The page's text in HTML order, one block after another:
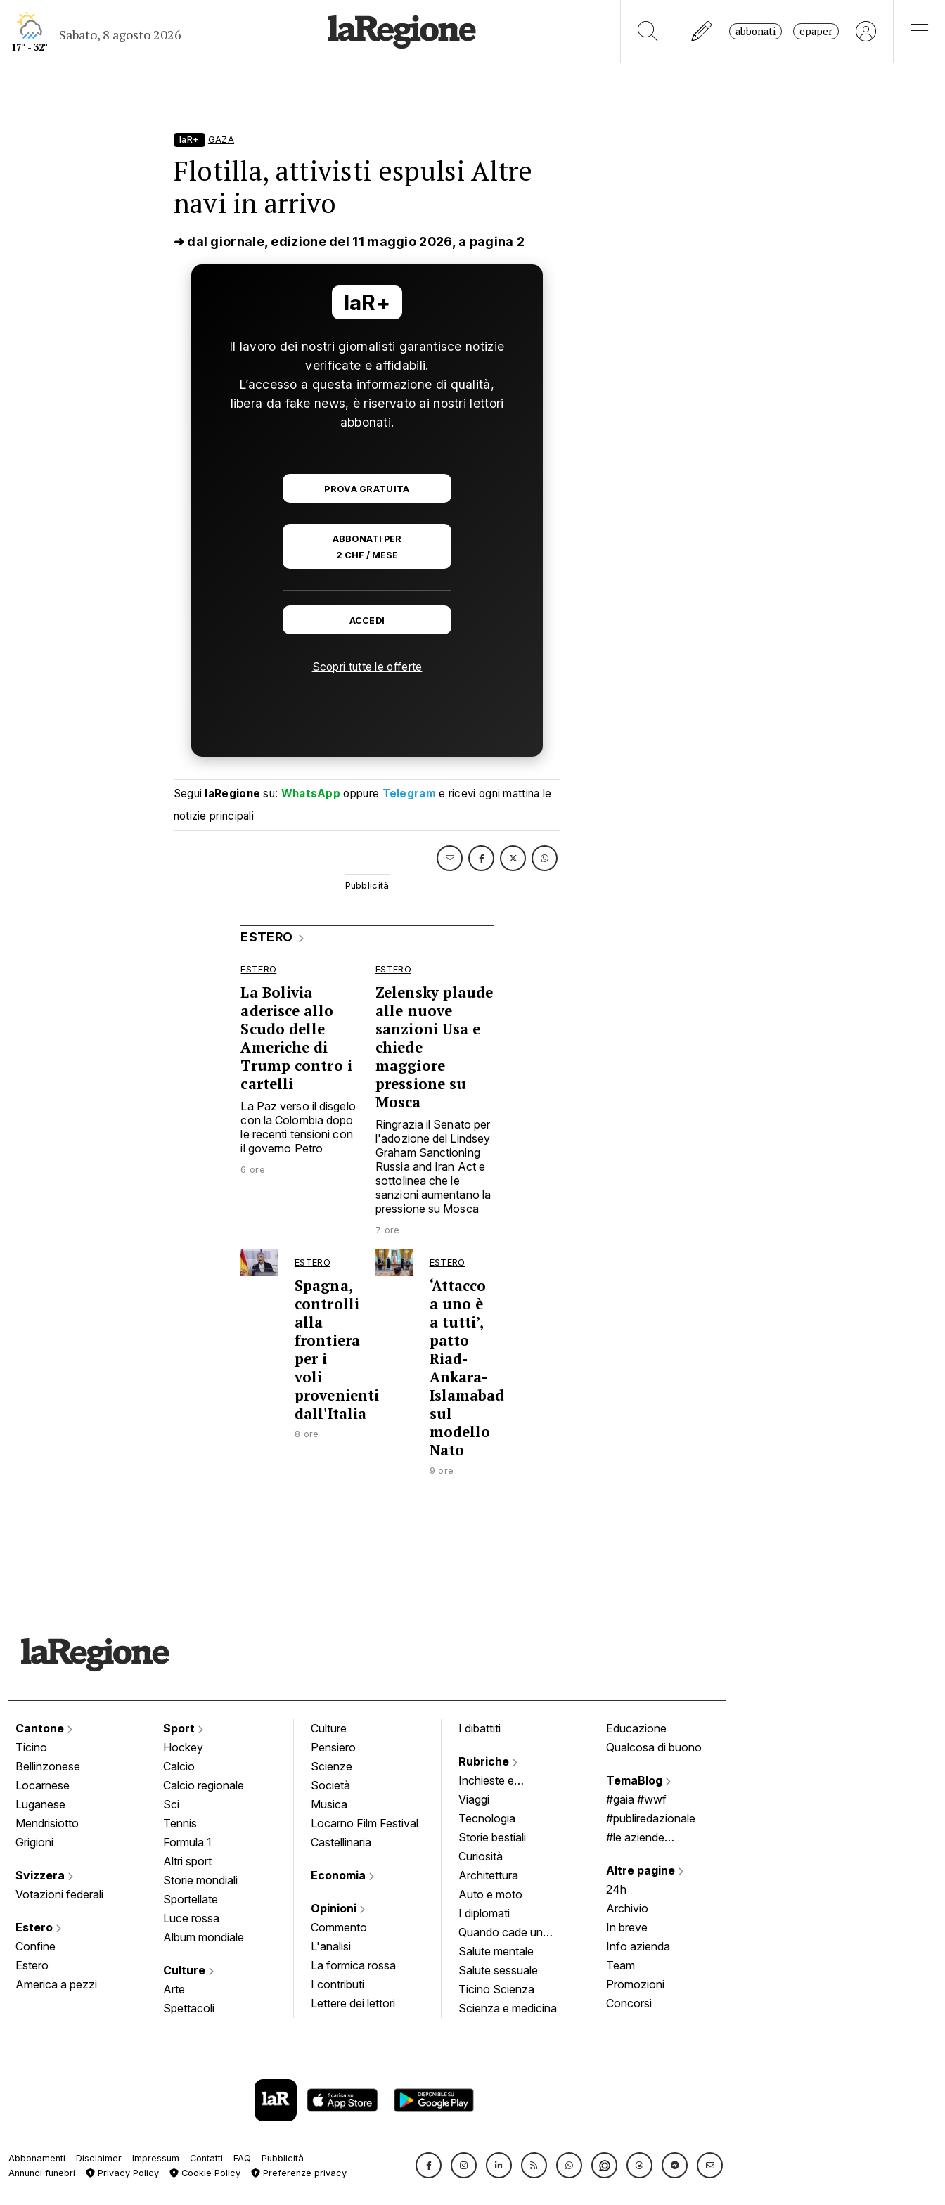
17° - 32°
Sabato, 8 agosto 2026 abbonati epaper
laR+ GAZA
Flotilla, attivisti espulsi Altre
navi in arrivo
➜ dal giornale, edizione del 11 maggio 2026, a pagina 2
laR+
Il lavoro dei nostri giornalisti garantisce notizie
verificate e affidabili.
L’accesso a questa informazione di qualità,
libera da fake news, è riservato ai nostri lettori
abbonati.
PROVA GRATUITA
ABBONATI PER
2 CHF / MESE
ACCEDI
Scopri tutte le offerte
Segui laRegione su: WhatsApp oppure Telegram e ricevi ogni mattina le
notizie principali
ESTERO
ESTERO
La Bolivia
aderisce allo
Scudo delle
Americhe di
Trump contro i
cartelli
La Paz verso il disgelo
con la Colombia dopo
le recenti tensioni con
il governo Petro
6 ore
ESTERO
Zelensky plaude
alle nuove
sanzioni Usa e
chiede
maggiore
pressione su
Mosca
Ringrazia il Senato per
l'adozione del Lindsey
Graham Sanctioning
Russia and Iran Act e
sottolinea che le
sanzioni aumentano la
pressione su Mosca
7 ore
ESTERO
Spagna,
controlli
alla
frontiera
per i
voli
provenienti
dall'Italia
8 ore
ESTERO
‘Attacco
a uno è
a tutti’,
patto
Riad-
Ankara-
Islamabad
sul
modello
Nato
9 ore
Cantone
Ticino
Bellinzonese
Locarnese
Luganese
Mendrisiotto
Grigioni
Svizzera
Votazioni federali
Estero
Confine
Estero
America a pezzi
Sport
Hockey
Calcio
Calcio regionale
Sci
Tennis
Formula 1
Altri sport
Storie mondiali
Sportellate
Luce rossa
Album mondiale
Culture
Arte
Spettacoli
Culture
Pensiero
Scienze
Società
Musica
Locarno Film Festival
Castellinaria
Economia
Opinioni
Commento
L'analisi
La formica rossa
I contributi
Lettere dei lettori
I dibattiti
Rubriche
Inchieste e
approfondimenti
Viaggi
Tecnologia
Storie bestiali
Curiosità
Architettura
Auto e moto
I diplomati
Quando cade un
quadro
Salute mentale
Salute sessuale
Ticino Scienza
Scienza e medicina
Educazione
Qualcosa di buono
TemaBlog
#gaia #wwf
#publiredazionale
#le aziende
Altre pagine
24h
Archivio
In breve
Info azienda
Team
Promozioni
Concorsi
Abbonamenti Disclaimer Impressum Contatti FAQ
Pubblicità
Annunci funebri
Privacy Policy Cookie Policy Preferenze privacy